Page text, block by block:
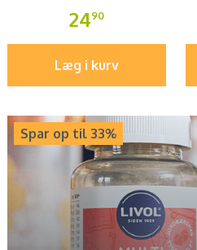
2490
Læg i kurv
Spar op til 33%